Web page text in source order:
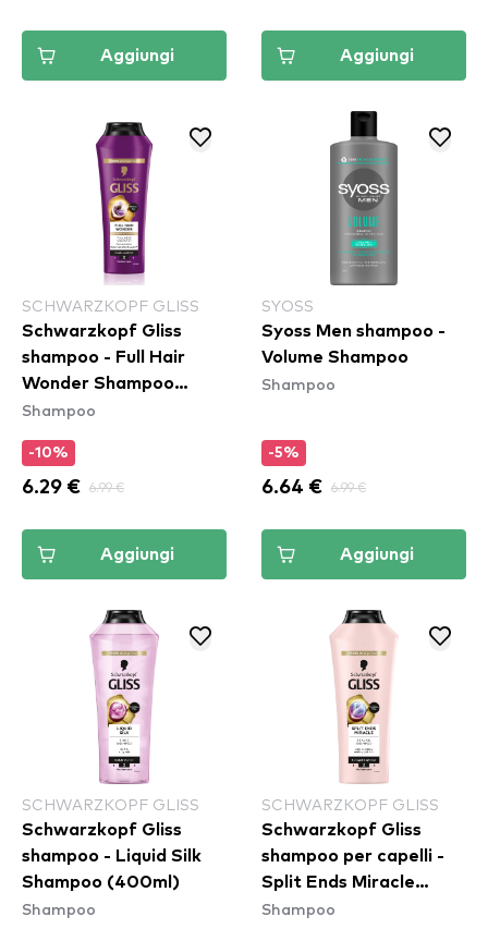
Aggiungi Aggiungi
SCHWARZKOPF GLISS
Schwarzkopf Gliss
shampoo - Full Hair
Wonder Shampoo
(400ml)
Shampoo
-10%
6.29 € 6.99 €
Aggiungi
SYOSS
Syoss Men shampoo -
Volume Shampoo
Shampoo
-5%
6.64 € 6.99 €
Aggiungi
SCHWARZKOPF GLISS
Schwarzkopf Gliss
shampoo - Liquid Silk
Shampoo (400ml)
Shampoo
SCHWARZKOPF GLISS
Schwarzkopf Gliss
shampoo per capelli -
Split Ends Miracle
Shampoo (400ml)
Shampoo